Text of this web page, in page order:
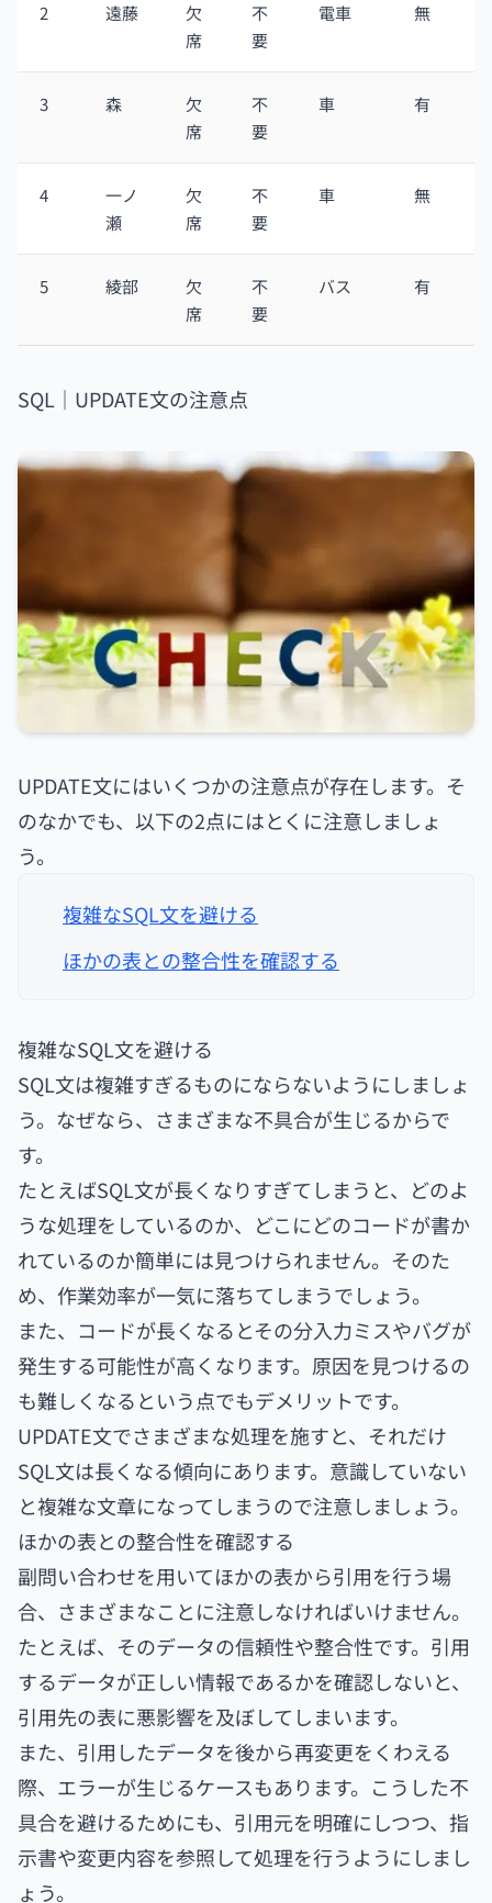
2 遠藤
欠
席
不
要
電車 無
3 森
欠
席
不
要
車 有
4
一ノ
瀬
欠
席
不
要
車 無
5 綾部
欠
席
不
要
バス 有
SQL｜UPDATE文の注意点
UPDATE文にはいくつかの注意点が存在します。そ
のなかでも、以下の2点にはとくに注意しましょ
う。
複雑なSQL文を避ける
ほかの表との整合性を確認する
複雑なSQL文を避ける
SQL文は複雑すぎるものにならないようにしましょ
う。なぜなら、さまざまな不具合が生じるからで
す。
たとえばSQL文が長くなりすぎてしまうと、どのよ
うな処理をしているのか、どこにどのコードが書か
れているのか簡単には見つけられません。そのた
め、作業効率が一気に落ちてしまうでしょう。
また、コードが長くなるとその分入力ミスやバグが
発生する可能性が高くなります。原因を見つけるの
も難しくなるという点でもデメリットです。
UPDATE文でさまざまな処理を施すと、それだけ
SQL文は長くなる傾向にあります。意識していない
と複雑な文章になってしまうので注意しましょう。
ほかの表との整合性を確認する
副問い合わせを用いてほかの表から引用を行う場
合、さまざまなことに注意しなければいけません。
たとえば、そのデータの信頼性や整合性です。引用
するデータが正しい情報であるかを確認しないと、
引用先の表に悪影響を及ぼしてしまいます。
また、引用したデータを後から再変更をくわえる
際、エラーが生じるケースもあります。こうした不
具合を避けるためにも、引用元を明確にしつつ、指
示書や変更内容を参照して処理を行うようにしまし
ょう。